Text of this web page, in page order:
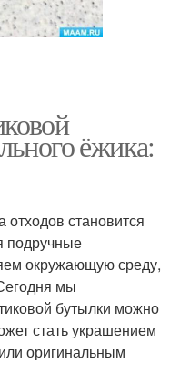
ёжика:
становится
подручные
окружающую среду,
мы
бутылки можно
стать украшением
оригинальным